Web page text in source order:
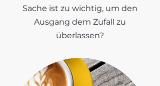
Sache ist zu wichtig, um den
Ausgang dem Zufall zu
überlassen?